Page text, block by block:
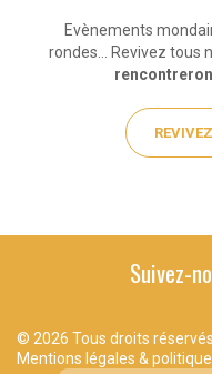
Evènements
rondes… Revivez tous
Suivez-
© 2026 Tous droits réservés
Mentions légales &